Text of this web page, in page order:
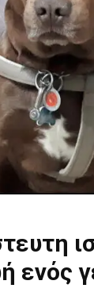
ενός